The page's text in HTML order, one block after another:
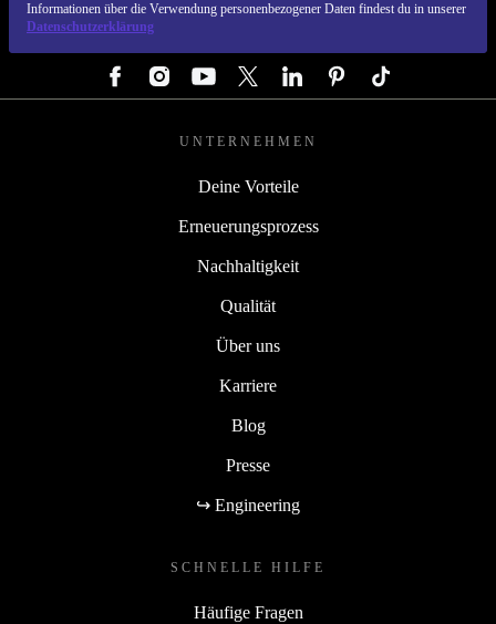
Informationen über die Verwendung personenbezogener Daten findest du in unserer
Datenschutzerklärung
UNTERNEHMEN
Deine Vorteile
Erneuerungsprozess
Nachhaltigkeit
Qualität
Über uns
Karriere
Blog
Presse
↪ Engineering
SCHNELLE HILFE
Häufige Fragen